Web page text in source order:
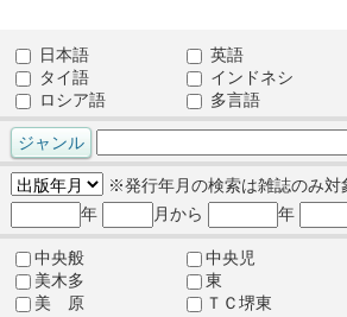
日本語 英語
タイ語
インドネシ
ロシア語
多言語
※発行年月の検索は雑誌のみ対
年
月から 年
中央般 中央児
美木多
東
美 原
ＴＣ堺東